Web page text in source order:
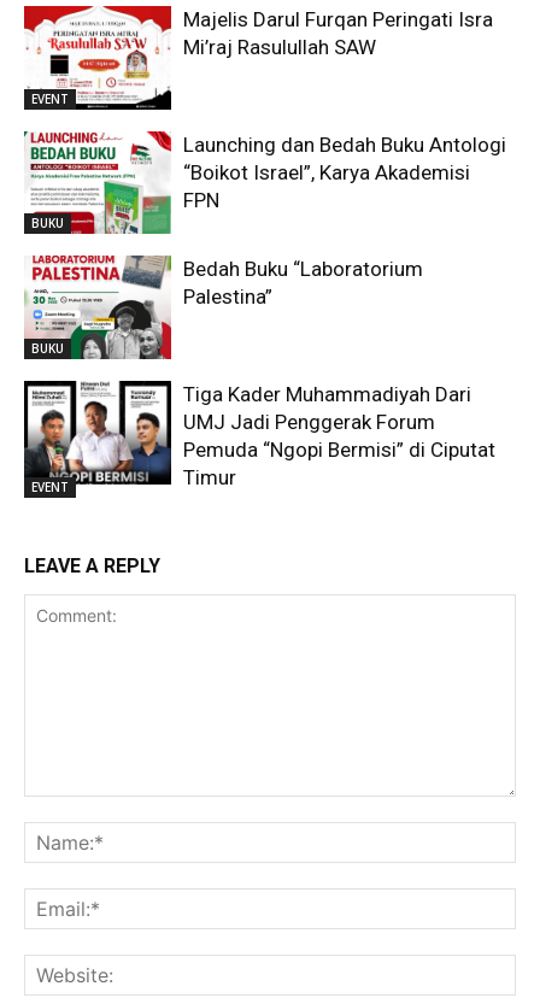
EVENT
Majelis Darul Furqan Peringati Isra
Mi’raj Rasulullah SAW
BUKU
Launching dan Bedah Buku Antologi
“Boikot Israel”, Karya Akademisi
FPN
BUKU
Bedah Buku “Laboratorium
Palestina”
EVENT
Tiga Kader Muhammadiyah Dari
UMJ Jadi Penggerak Forum
Pemuda “Ngopi Bermisi” di Ciputat
Timur
LEAVE A REPLY